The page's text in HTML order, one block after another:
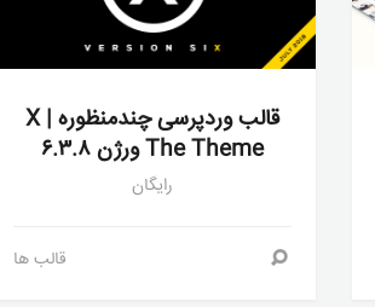
قالب وردپرسی چندمنظوره X |
The Theme ورژن ۶.۳.۸
رایگان
قالب ها